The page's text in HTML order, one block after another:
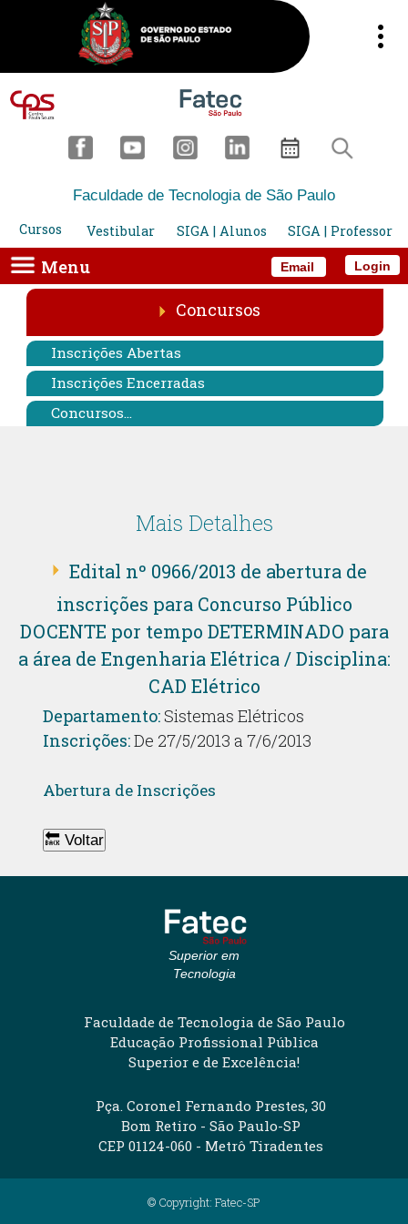
Email
Faculdade de Tecnologia de São Paulo
Cursos
Vestibular SIGA | Alunos SIGA | Professor
Menu Login
Concursos
Inscrições Abertas
Inscrições Encerradas
Concursos...
Mais Detalhes
Edital nº 0966/2013 de abertura de
inscrições para Concurso Público
DOCENTE por tempo DETERMINADO para
a área de Engenharia Elétrica / Disciplina:
CAD Elétrico
Departamento:Sistemas Elétricos
Inscrições:De 27/5/2013 a 7/6/2013
Abertura de Inscrições
🔙 Voltar
Superior em
Tecnologia
Faculdade de Tecnologia de São Paulo
Educação Profissional Pública
Superior e de Excelência!
Pça. Coronel Fernando Prestes, 30
Bom Retiro - São Paulo-SP
CEP 01124-060 - Metrô Tiradentes
© Copyright: Fatec-SP